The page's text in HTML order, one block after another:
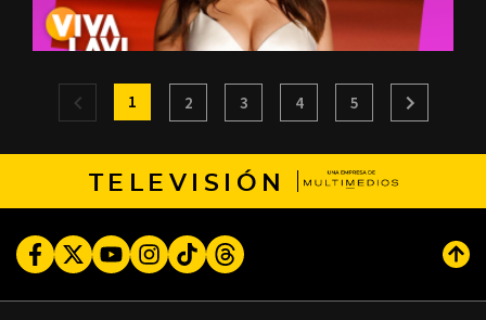
1 2 3 4 5
TELEVISIÓN
FacebookTwitterYoutubeInstagram
TikTokThreads